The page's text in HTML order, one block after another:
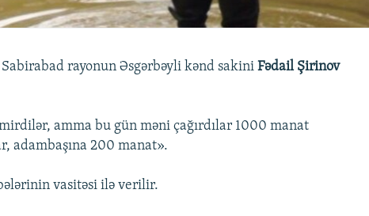
Sabirabad rayonun Əsgərbəyli kənd sakiniFədail Şirinov
amma bu gün məni çağırdılar 1000 manat
adambaşına 200 manat».
vasitəsi ilə verilir.